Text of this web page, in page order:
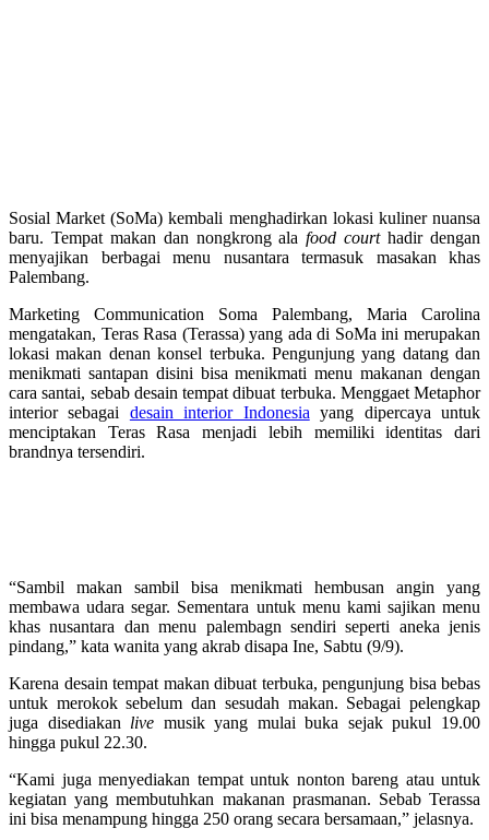
Sosial Market (SoMa) kembali menghadirkan lokasi kuliner nuansa
baru. Tempat makan dan nongkrong alafood courthadir dengan
menyajikan berbagai menu nusantara termasuk masakan khas
Palembang.
Marketing Communication Soma Palembang, Maria Carolina
mengatakan, Teras Rasa (Terassa) yang ada di SoMa ini merupakan
lokasi makan denan konsel terbuka. Pengunjung yang datang dan
menikmati santapan disini bisa menikmati menu makanan dengan
cara santai, sebab desain tempat dibuat terbuka. Menggaet Metaphor
interior sebagai desain interior Indonesia yang dipercaya untuk
menciptakan Teras Rasa menjadi lebih memiliki identitas dari
brandnya tersendiri.
“Sambil makan sambil bisa menikmati hembusan angin yang
membawa udara segar. Sementara untuk menu kami sajikan menu
khas nusantara dan menu palembagn sendiri seperti aneka jenis
pindang,” kata wanita yang akrab disapa Ine, Sabtu (9/9).
Karena desain tempat makan dibuat terbuka, pengunjung bisa bebas
untuk merokok sebelum dan sesudah makan. Sebagai pelengkap
juga disediakan live musik yang mulai buka sejak pukul 19.00
hingga pukul 22.30.
“Kami juga menyediakan tempat untuk nonton bareng atau untuk
kegiatan yang membutuhkan makanan prasmanan. Sebab Terassa
ini bisa menampung hingga 250 orang secara bersamaan,” jelasnya.